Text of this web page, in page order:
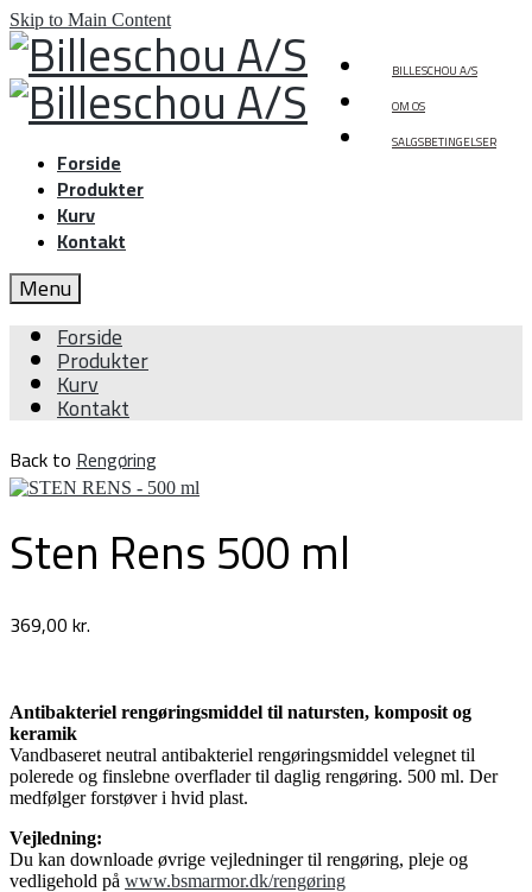
Skip to Main Content
BILLESCHOU A/S
OM OS
SALGSBETINGELSER
Forside
Produkter
Kurv
Kontakt
Menu
Forside
Produkter
Kurv
Kontakt
Back toRengøring
Sten Rens 500 ml
369,00kr.
Antibakteriel rengøringsmiddel til natursten, komposit og
keramik
Vandbaseret neutral antibakteriel rengøringsmiddel velegnet til
polerede og finslebne overflader til daglig rengøring. 500 ml. Der
medfølger forstøver i hvid plast.
Vejledning:
Du kan downloade øvrige vejledninger til rengøring, pleje og
vedligehold på www.bsmarmor.dk/rengøring